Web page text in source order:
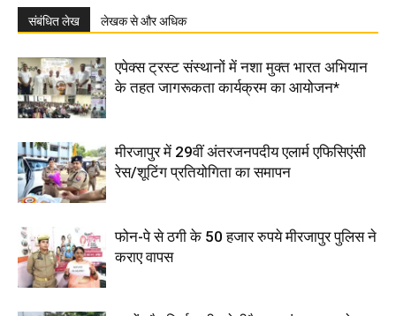
संबंधित लेख लेखक से और अधिक
एपेक्स ट्रस्ट संस्थानों में नशा मुक्त भारत अभियान
के तहत जागरूकता कार्यक्रम का आयोजन*
मीरजापुर में 29वीं अंतरजनपदीय एलार्म एफिसिएंसी
रेस/शूटिंग प्रतियोगिता का समापन
फोन-पे से ठगी के 50 हजार रुपये मीरजापुर पुलिस ने
कराए वापस